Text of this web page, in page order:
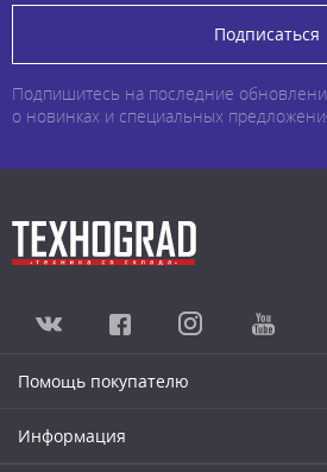
Подписаться
Подпишитесь на последние
о новинках и специальных
Помощь покупателю
Информация